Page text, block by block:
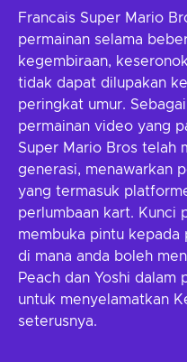
Francais Super Mario
permainan selama
kegembiraan,
tidak dapat dilupakan
peringkat umur.
permainan video yang
Super Mario Bros telah
generasi, menawarkan
yang termasuk
perlumbaan kart. Kunci
membuka pintu kepada
di mana anda boleh
Peach dan Yoshi dalam
untuk menyelamatkan
seterusnya.